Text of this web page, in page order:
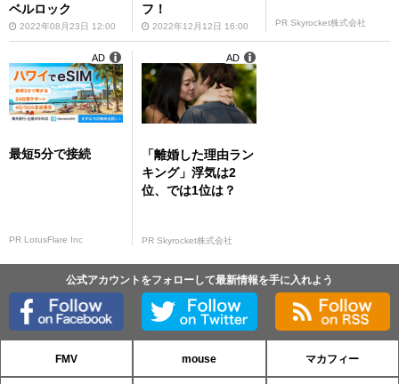
ベルロック
2022年08月23日 12:00
フ！
2022年12月12日 16:00 PR Skyrocket株式会社
最短5分で接続
PR LotusFlare Inc
AD
「離婚した理由ラン
キング」浮気は2
位、では1位は？
PR Skyrocket株式会社
AD
公式アカウントをフォローして最新情報を手に入れよう
FMV mouse マカフィー